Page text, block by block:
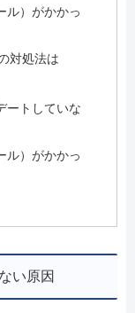
ル）がかかっ
対処法は
ートしていな
ル）がかかっ
い原因